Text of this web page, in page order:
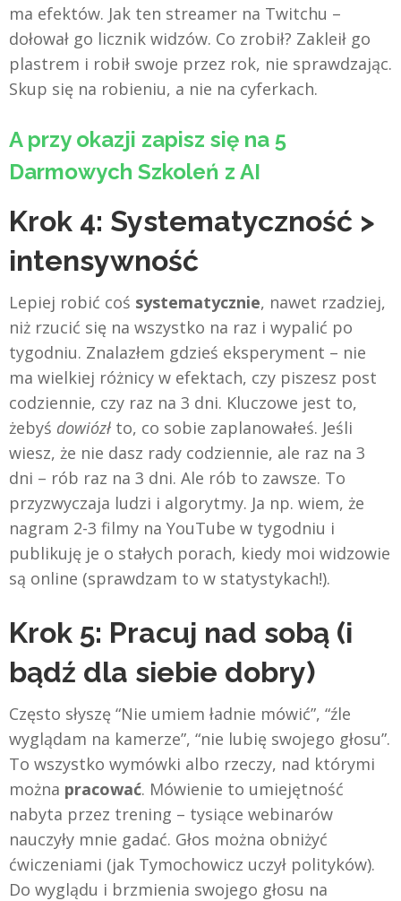
ma efektów. Jak ten streamer na Twitchu –
dołował go licznik widzów. Co zrobił? Zakleił go
plastrem i robił swoje przez rok, nie sprawdzając.
Skup się na robieniu, a nie na cyferkach.
A przy okazji zapisz się na 5
Darmowych Szkoleń z AI
Krok 4: Systematyczność >
intensywność
Lepiej robić coś systematycznie, nawet rzadziej,
niż rzucić się na wszystko na raz i wypalić po
tygodniu. Znalazłem gdzieś eksperyment – nie
ma wielkiej różnicy w efektach, czy piszesz post
codziennie, czy raz na 3 dni. Kluczowe jest to,
żebyś dowiózł to, co sobie zaplanowałeś. Jeśli
wiesz, że nie dasz rady codziennie, ale raz na 3
dni – rób raz na 3 dni. Ale rób to zawsze. To
przyzwyczaja ludzi i algorytmy. Ja np. wiem, że
nagram 2-3 filmy na YouTube w tygodniu i
publikuję je o stałych porach, kiedy moi widzowie
są online (sprawdzam to w statystykach!).
Krok 5: Pracuj nad sobą (i
bądź dla siebie dobry)
Często słyszę “Nie umiem ładnie mówić”, “źle
wyglądam na kamerze”, “nie lubię swojego głosu”.
To wszystko wymówki albo rzeczy, nad którymi
można pracować. Mówienie to umiejętność
nabyta przez trening – tysiące webinarów
nauczyły mnie gadać. Głos można obniżyć
ćwiczeniami (jak Tymochowicz uczył polityków).
Do wyglądu i brzmienia swojego głosu na